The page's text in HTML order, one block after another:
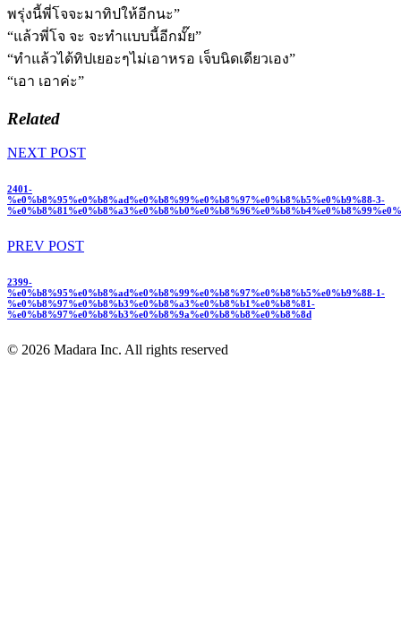
พรุ่งนี้พี่โจจะมาทิปให้อีกนะ”
“แล้วพี่โจ จะ จะทำแบบนี้อีกมั๊ย”
“ทำแล้วได้ทิปเยอะๆไม่เอาหรอ เจ็บนิดเดียวเอง”
“เอา เอาค่ะ”
Related
NEXT POST
2401-
%e0%b8%95%e0%b8%ad%e0%b8%99%e0%b8%97%e0%b8%b5%e0%b9%88-3-
PREV POST
2399-
%e0%b8%95%e0%b8%ad%e0%b8%99%e0%b8%97%e0%b8%b5%e0%b9%88-1-
%e0%b8%97%e0%b8%b3%e0%b8%a3%e0%b8%b1%e0%b8%81-
%e0%b8%97%e0%b8%b3%e0%b8%9a%e0%b8%b8%e0%b8%8d
© 2026 Madara Inc. All rights reserved